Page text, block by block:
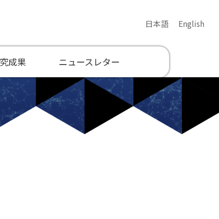
English
日本語
成果 ニュースレター